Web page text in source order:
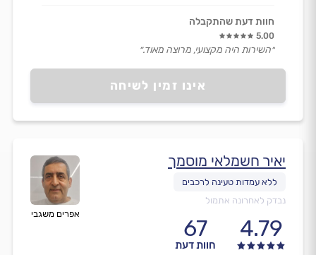
אינו זמין לשיחה
חוות דעת שהתקבלה
5.00
״השירות היה מקצועי, מרוצה מאוד.״
אפרים משגבי
יאיר חשמלאי מוסמך
נבדק לאחרונה אתמול
4.79
67
חוות דעת